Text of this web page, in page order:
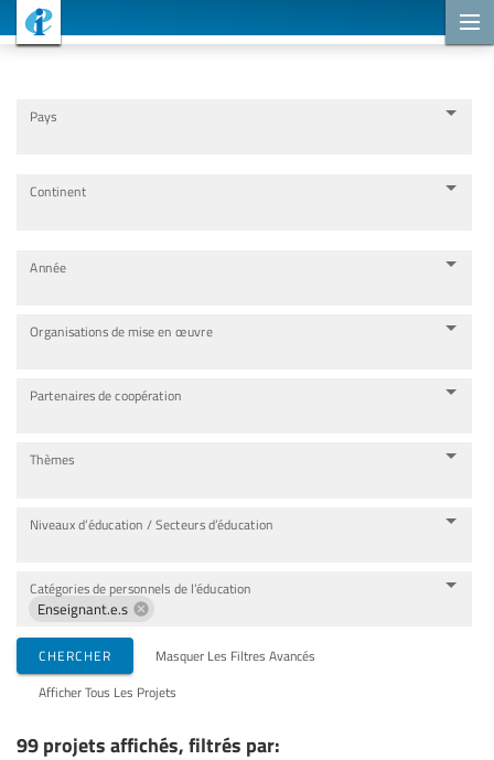
Pays
Continent
Année
Organisations de mise en œuvre
Partenaires de coopération
Thèmes
Niveaux d’éducation / Secteurs d’éducation
Catégories de personnels de l’éducation
Enseignant.e.s
CHERCHER Masquer Les Filtres Avancés
Afficher Tous Les Projets
99 projets affichés, filtrés par: